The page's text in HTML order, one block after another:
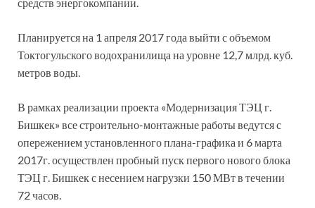
Планируется на 1 апреля 2017 года выйти с объемом
Токтогульского водохранилища на уровне 12,7 млрд. куб.
метров воды.
В рамках реализации проекта «Модернизация ТЭЦ г.
Бишкек» все строительно-монтажные работы ведутся с
опережением установленного плана-графика и 6 марта
2017г. осуществлен пробный пуск первого нового блока
ТЭЦ г. Бишкек с несением нагрузки 150 МВт в течении
72 часов.